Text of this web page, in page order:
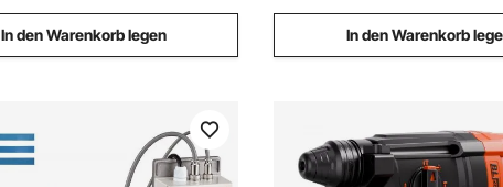
In den Warenkorb legen In den Warenkorb